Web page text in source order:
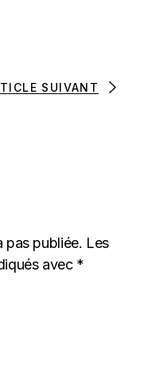
SUIVANT
pas publiée. Les
avec *